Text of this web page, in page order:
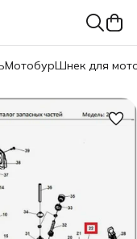
МотобурШнек для